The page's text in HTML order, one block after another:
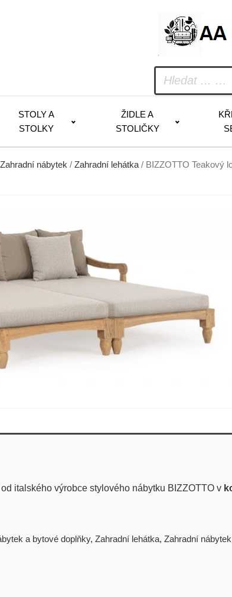
STOLY A
STOLKY
ŽIDLE A
STOLIČKY
Zahradní nábytek / Zahradní lehátka / BIZZOTTO Teakový
od italského výrobce stylového nábytku BIZZOTTO v
a bytové doplňky, Zahradní lehátka, Zahradní nábytek